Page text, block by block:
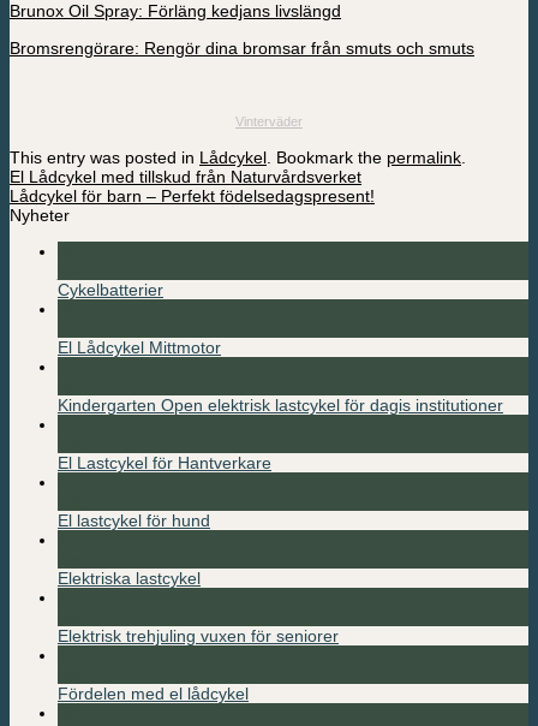
Brunox Oil Spray: Förläng kedjans livslängd
Bromsrengörare: Rengör dina bromsar från smuts och smuts
Vinterväder
This entry was posted in Lådcykel . Bookmark the permalink
El Lådcykel med tillskud från Naturvårdsverket
Lådcykel för barn – Perfekt födelsedagspresent!
Nyheter
Cykelbatterier
El Lådcykel Mittmotor
Kindergarten Open elektrisk lastcykel för dagis institutioner
El Lastcykel för Hantverkare
El lastcykel för hund
Elektriska lastcykel
Elektrisk trehjuling vuxen för seniorer
Fördelen med el lådcykel